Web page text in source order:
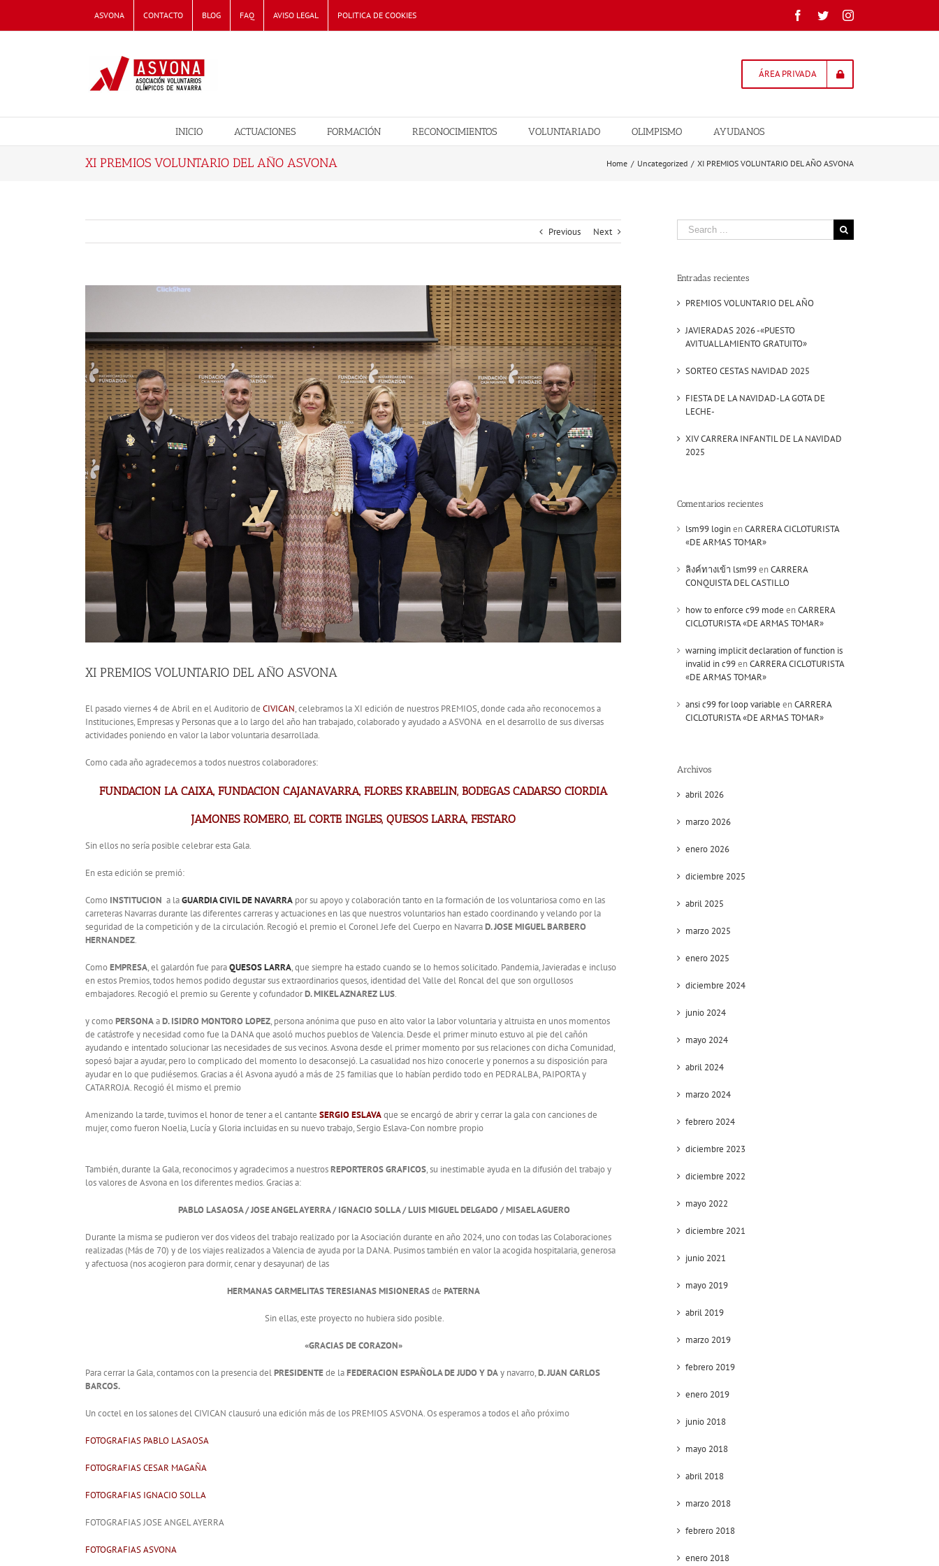
content
ASVONA CONTACTO BLOG FAQ AVISO LEGAL POLITICA DE COOKIES Facebook
TwitterInstagram
ÁREA PRIVADA
INICIO ACTUACIONES FORMACIÓN RECONOCIMIENTOS VOLUNTARIADO OLIMPISMO AYUDANOS
XI PREMIOS VOLUNTARIO DEL AÑO ASVONA Home / Uncategorized / XI PREMIOS VOLUNTARIO DEL AÑO ASVONA
Previous Next
XI PREMIOS VOLUNTARIO DEL AÑO ASVONA
El pasado viernes 4 de Abril en el Auditorio de CIVICAN, celebramos la XI edición de nuestros PREMIOS, donde cada año reconocemos a
Instituciones, Empresas y Personas que a lo largo del año han trabajado, colaborado y ayudado a ASVONA en el desarrollo de sus diversas
actividades poniendo en valor la labor voluntaria desarrollada.
Como cada año agradecemos a todos nuestros colaboradores:
FUNDACION LA CAIXA, FUNDACION CAJANAVARRA, FLORES KRABELIN, BODEGAS CADARSO CIORDIA
JAMONES ROMERO, EL CORTE INGLES, QUESOS LARRA, FESTARO
Sin ellos no sería posible celebrar esta Gala.
En esta edición se premió:
Como INSTITUCION a laGUARDIA CIVIL DE NAVARRA por su apoyo y colaboración tanto en la formación de los voluntariosa como en las
carreteras Navarras durante las diferentes carreras y actuaciones en las que nuestros voluntarios han estado coordinando y velando por la
seguridad de la competición y de la circulación. Recogió el premio el Coronel Jefe del Cuerpo en NavarraD. JOSE MIGUEL BARBERO
HERNANDEZ.
ComoEMPRESA, el galardón fue paraQUESOS LARRA, que siempre ha estado cuando se lo hemos solicitado. Pandemia, Javieradas e incluso
en estos Premios, todos hemos podido degustar sus extraordinarios quesos, identidad del Valle del Roncal del que son orgullosos
embajadores. Recogió el premio su Gerente y cofundadorD. MIKEL AZNAREZ LUS.
y comoPERSONAaD. ISIDRO MONTORO LOPEZ, persona anónima que puso en alto valor la labor voluntaria y altruista en unos momentos
de catástrofe y necesidad como fue la DANA que asoló muchos pueblos de Valencia. Desde el primer minuto estuvo al pie del cañón
ayudando e intentado solucionar las necesidades de sus vecinos. Asvona desde el primer momento por sus relaciones con dicha Comunidad,
sopesó bajar a ayudar, pero lo complicado del momento lo desaconsejó. La casualidad nos hizo conocerle y ponernos a su disposición para
ayudar en lo que pudiésemos. Gracias a él Asvona ayudó a más de 25 familias que lo habían perdido todo en PEDRALBA, PAIPORTA y
CATARROJA. Recogió él mismo el premio
Amenizando la tarde, tuvimos el honor de tener a el cantante SERGIO ESLAVAque se encargó de abrir y cerrar la gala con canciones de
mujer, como fueron Noelia, Lucía y Gloria incluidas en su nuevo trabajo, Sergio Eslava-Con nombre propio
También, durante la Gala, reconocimos y agradecimos a nuestrosREPORTEROS GRAFICOS, su inestimable ayuda en la difusión del trabajo y
los valores de Asvona en los diferentes medios. Gracias a:
PABLO LASAOSA / JOSE ANGEL AYERRA / IGNACIO SOLLA / LUIS MIGUEL DELGADO / MISAEL AGUERO
Durante la misma se pudieron ver dos videos del trabajo realizado por la Asociación durante en año 2024, uno con todas las Colaboraciones
realizadas (Más de 70) y de los viajes realizados a Valencia de ayuda por la DANA. Pusimos también en valor la acogida hospitalaria, generosa
y afectuosa (nos acogieron para dormir, cenar y desayunar) de las
HERMANAS CARMELITAS TERESIANAS MISIONERASde PATERNA
Sin ellas, este proyecto no hubiera sido posible.
«GRACIAS DE CORAZON»
Para cerrar la Gala, contamos con la presencia delPRESIDENTEde laFEDERACION ESPAÑOLA DE JUDO Y DAy navarro,D. JUAN CARLOS
BARCOS.
Un coctel en los salones del CIVICAN clausuró una edición más de los PREMIOS ASVONA. Os esperamos a todos el año próximo
FOTOGRAFIAS PABLO LASAOSA
FOTOGRAFIAS CESAR MAGAÑA
FOTOGRAFIAS IGNACIO SOLLA
FOTOGRAFIAS JOSE ANGEL AYERRA
FOTOGRAFIAS ASVONA
Search
for:
Entradas recientes
PREMIOS VOLUNTARIO DEL AÑO
JAVIERADAS 2026 -«PUESTO
AVITUALLAMIENTO GRATUITO»
SORTEO CESTAS NAVIDAD 2025
FIESTA DE LA NAVIDAD-LA GOTA DE
LECHE-
XIV CARRERA INFANTIL DE LA NAVIDAD
2025
Comentarios recientes
lsm99 loginenCARRERA CICLOTURISTA
«DE ARMAS TOMAR»
ลิงค์ทางเข้า lsm99enCARRERA
CONQUISTA DEL CASTILLO
how to enforce c99 mode enCARRERA
CICLOTURISTA «DE ARMAS TOMAR»
warning implicit declaration of function is
invalid in c99enCARRERA CICLOTURISTA
«DE ARMAS TOMAR»
ansi c99 for loop variable enCARRERA
CICLOTURISTA «DE ARMAS TOMAR»
Archivos
abril 2026
marzo 2026
enero 2026
diciembre 2025
abril 2025
marzo 2025
enero 2025
diciembre 2024
junio 2024
mayo 2024
abril 2024
marzo 2024
febrero 2024
diciembre 2023
diciembre 2022
mayo 2022
diciembre 2021
junio 2021
mayo 2019
abril 2019
marzo 2019
febrero 2019
enero 2019
junio 2018
mayo 2018
abril 2018
marzo 2018
febrero 2018
enero 2018